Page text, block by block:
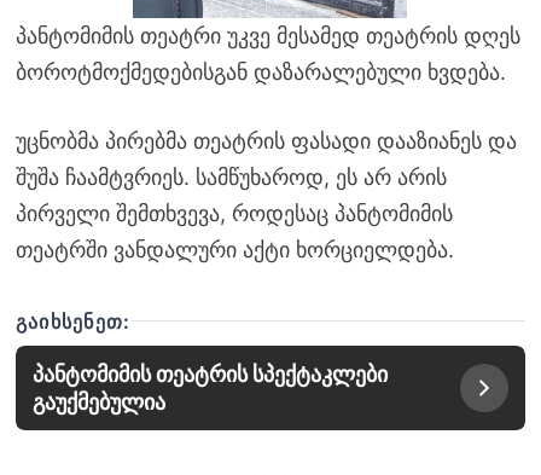
პანტომიმის თეატრი უკვე მესამედ თეატრის დღეს
ბოროტმოქმედებისგან დაზარალებული ხვდება.
უცნობმა პირებმა თეატრის ფასადი დააზიანეს და
შუშა ჩაამტვრიეს. სამწუხაროდ, ეს არ არის
პირველი შემთხვევა, როდესაც პანტომიმის
თეატრში ვანდალური აქტი ხორციელდება.
ᲒᲐᲘᲮᲡᲔᲜᲔᲗ:
პანტომიმის თეატრის სპექტაკლები
გაუქმებულია